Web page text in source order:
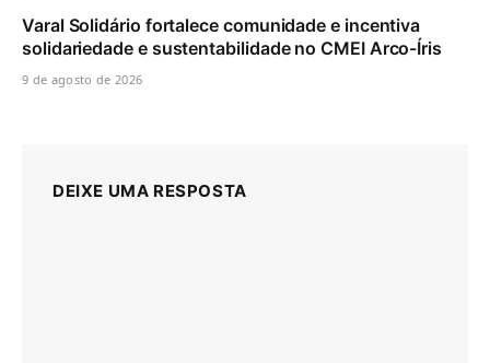
Varal Solidário fortalece comunidade e incentiva
solidariedade e sustentabilidade no CMEI Arco-Íris
9 de agosto de 2026
DEIXE UMA RESPOSTA